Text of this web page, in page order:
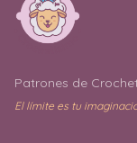
Patrones de
El límite es tu